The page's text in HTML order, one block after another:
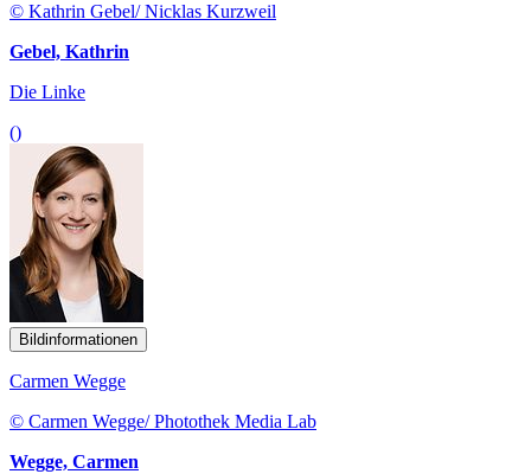
© Kathrin Gebel/ Nicklas Kurzweil
Gebel, Kathrin
Die Linke
()
Bildinformationen
Carmen Wegge
© Carmen Wegge/ Photothek Media Lab
Wegge, Carmen